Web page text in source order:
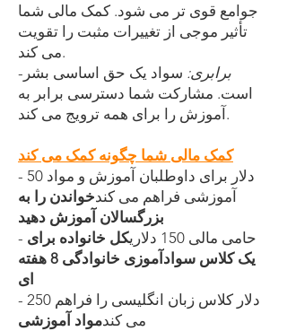
جوامع قوی تر می شود. کمک مالی شما
تأثیر موجی از تغییرات مثبت را تقویت
می کند.
-
برابری: سواد یک حق اساسی بشر
است. مشارکت شما دسترسی برابر به
آموزش را برای همه ترویج می کند.
کمک مالی شما چگونه کمک می کند
- 50 دلار برای داوطلبان آموزش و مواد
آموزشی فراهم می کندخواندن را به
بزرگسالان آموزش دهید
- حامی مالی 150 دلاری
کل خانواده برای
یک کلاس سوادآموزی خانوادگی 8 هفته
ای
- 250 دلار کلاس زبان انگلیسی را فراهم
می کندمواد آموزشی